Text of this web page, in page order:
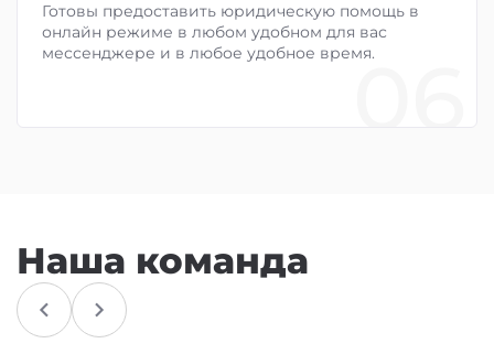
Готовы предоставить юридическую помощь в
онлайн режиме в любом удобном для вас
мессенджере и в любое удобное время.
Наша команда